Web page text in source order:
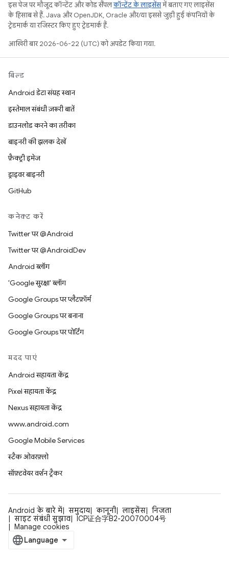
इस पेज पर मौजूद कॉन्टेंट और कोड सैंपलकॉन्टेंट के लाइसेंसमें बताए गए लाइसेंस
के हिसाब से हैं. Java और OpenJDK, Oracle और/या इससे जुड़ी हुई कंपनियों के
ट्रेडमार्क या रजिस्टर किए हुए ट्रेडमार्क हैं.
आखिरी बार 2026-06-22 (UTC) को अपडेट किया गया.
बिल्ड
Android डेटा संग्रह स्थान
इस्तेमाल संबंधी ज़रूरी बातें
डाउनलोड करने का तरीका
बाइनरी की झलक देखें
फ़ैक्ट्री इमेज
ड्राइवर बाइनरी
GitHub
कनेक्ट करें
Twitter पर @Android
Twitter पर @AndroidDev
Android ब्लॉग
'Google सुरक्षा' ब्लॉग
Google Groups पर प्लैटफ़ॉर्म
Google Groups पर बनाना
Google Groups पर पोर्टिंग
मदद पाएं
Android सहायता केंद्र
Pixel सहायता केंद्र
Nexus सहायता केंद्र
www.android.com
Google Mobile Services
स्टैक ओवरफ़्लो
सॉफ़्टवेयर वर्शन ट्रैकर
Android के बारे में समुदाय कानूनी लाइसेंस
निजता
साइट संबंधी सुझाव
ICP证合字B2-20070004号
Manage cookies